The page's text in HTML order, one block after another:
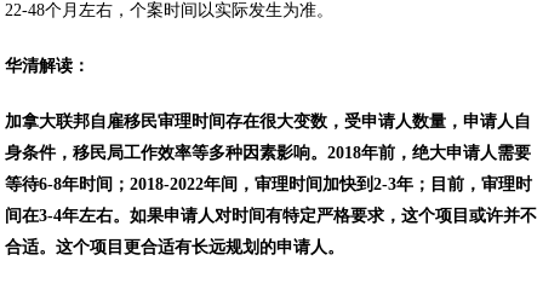
22-48个月左右，个案时间以实际发生为准。
华清解读：
加拿大联邦自雇移民审理时间存在很大变数，受申请人数量，申请人自
身条件，移民局工作效率等多种因素影响。2018年前，绝大申请人需要
等待6-8年时间；2018-2022年间，审理时间加快到2-3年；目前，审理时
间在3-4年左右。如果申请人对时间有特定严格要求，这个项目或许并不
合适。这个项目更合适有长远规划的申请人。